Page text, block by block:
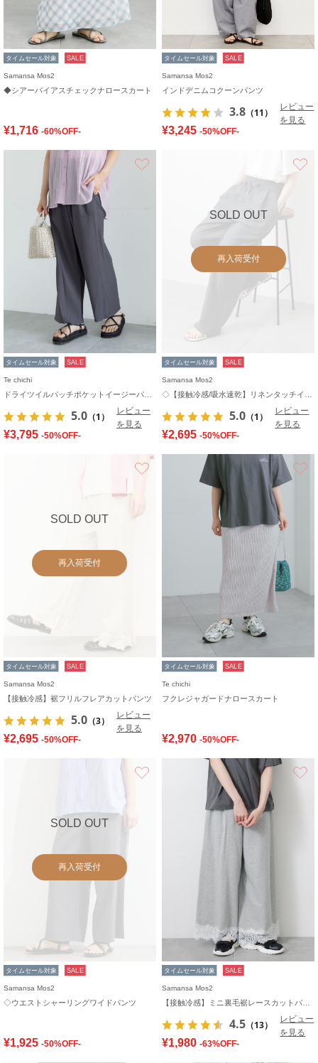
タイムセール対象 SALE
Samansa Mos2
◆シアーバイアスチェックナロースカート
¥1,716 -60%OFF-
タイムセール対象 SALE
Samansa Mos2
インドデニムコクーンパンツ
3.8 （11）
レビュー
を見る
¥3,245 -50%OFF-
タイムセール対象 SALE
Te chichi
5.0 （1）
レビュー
を見る
¥3,795 -50%OFF-
SOLD OUT
再入荷受付
タイムセール対象 SALE
Samansa Mos2
5.0 （1）
レビュー
を見る
¥2,695 -50%OFF-
SOLD OUT
再入荷受付
タイムセール対象 SALE
Samansa Mos2
【接触冷感】裾フリルフレアカットパンツ
5.0 （3）
レビュー
を見る
¥2,695 -50%OFF-
タイムセール対象 SALE
Te chichi
フクレジャガードナロースカート
¥2,970 -50%OFF-
SOLD OUT
再入荷受付
タイムセール対象 SALE
Samansa Mos2
◇ウエストシャーリングワイドパンツ
¥1,925 -50%OFF-
タイムセール対象 SALE
Samansa Mos2
4.5 （13）
レビュー
を見る
¥1,980 -63%OFF-